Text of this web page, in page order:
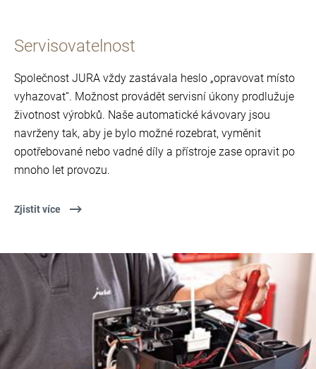
Servisovatelnost
Společnost JURA vždy zastávala heslo „opravovat místo
vyhazovat“. Možnost provádět servisní úkony prodlužuje
životnost výrobků. Naše automatické kávovary jsou
navrženy tak, aby je bylo možné rozebrat, vyměnit
opotřebované nebo vadné díly a přístroje zase opravit po
mnoho let provozu.
Zjistit více